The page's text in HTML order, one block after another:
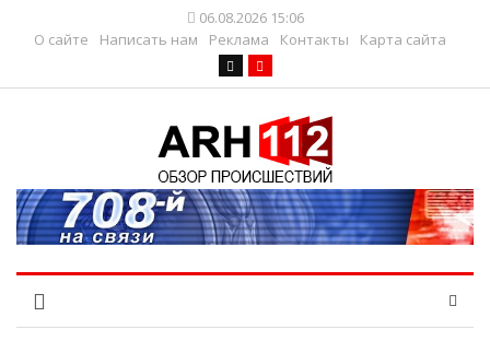
06.08.2026 15:06
О сайте
Написать нам Реклама Контакты Карта сайта